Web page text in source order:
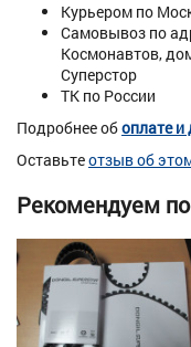
Курьером по
Самовывоз по
Космонавтов,
Суперстор
ТК по России
Подробнее обоплате и
Оставьтеотзыв об
Рекомендуем